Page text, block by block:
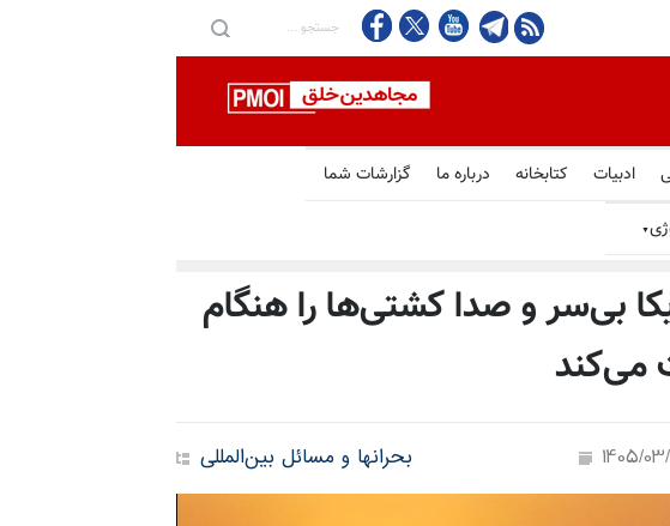
ادبیات کتابخانه درباره ما گزارشات شما
▼
بی‌سر و صدا کشتی‌ها را هنگام
می‌کند
بحرانها و مسائل بین‌المللی 1405/03/